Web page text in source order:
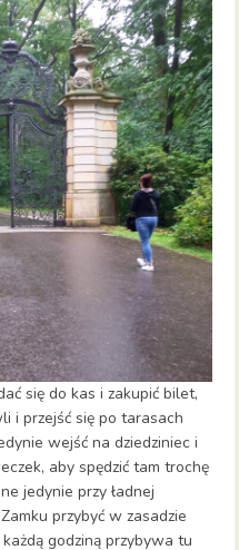
się do kas i zakupić bilet,
i przejść się po tarasach
wejść na dziedziniec i
aby spędzić tam trochę
jedynie przy ładnej
przybyć w zasadzie
godziną przybywa tu